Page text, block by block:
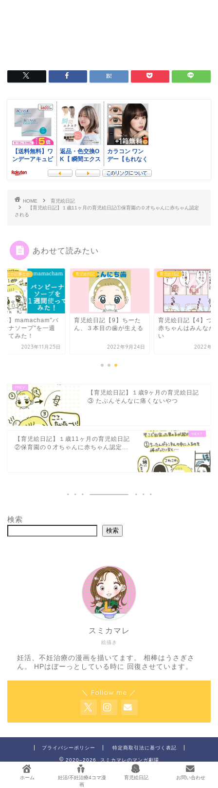
HOME
育児絵日記
【育児絵日記】１歳11ヶ月の育児絵日記①保育園の０才ちゃんに赤ちゃん認定
される
あわせて読みたい
せとか記事とか
事】mamacham"バ
ーナソープ"を一週
ってみた！
2023年11月25日
育児絵日記
育児絵日記【9】ちーた
ん、３本目の歯が生える
2022年9月24日
育児絵日記
育児絵日記【4】つ
赤ちゃんはみんなか
い
2022年9
【育児絵日記】１歳9ヶ月の育児絵日記
③ たぶんそんなに痛くないやつ
【育児絵日記】１歳11ヶ月の育児絵日記
②保育園の０才ちゃんに赤ちゃん認定...
検索
検索
絵描き
スミカマレ
妊活、不妊治療の漫画を描いてます。 相棒はうさぎさ
ん。 HPはぼーっとしている時に 回復させています。
＼ Follow me ／
プライバシーポリシー 特定商取引法に基づく表記
2020–2026 スミカマレのマンガ劇場
ホーム
妊活/不妊治療4コマ漫
画
育児絵日記 お問い合わせ